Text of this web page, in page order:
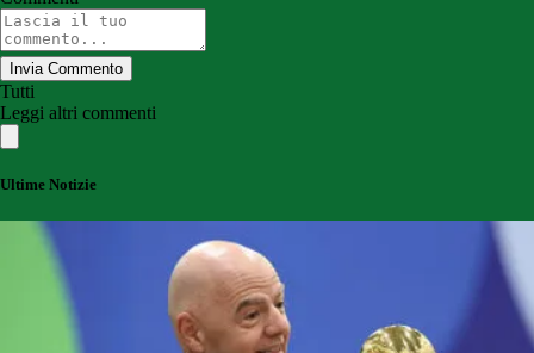
Invia Commento
Tutti
Leggi altri commenti
Ultime Notizie